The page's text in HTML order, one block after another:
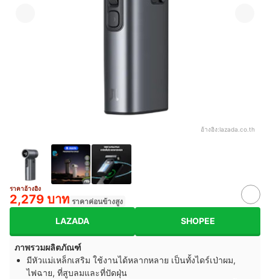
อ้างอิง:lazada.co.th
ราคาอ้างอิง
2,279 บาท ราคาค่อนข้างสูง
LAZADA SHOPEE
ภาพรวมผลิตภัณฑ์
มีหัวแม่เหล็กเสริม ใช้งานได้หลากหลาย เป็นทั้งไดร์เป่าผม,
ไฟฉาย, ที่สูบลมและที่ปัดฝุ่น